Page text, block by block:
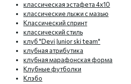
классическая эстафета 4х10
классические лыжи с мазью
Классический спринт
классический стиль
клуб "Devi Junior ski team"
клубная атрибутика
клубная марафонская форма
Клубные футболки
Клэбо